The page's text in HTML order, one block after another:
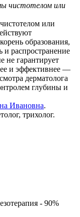
чистотелом или
или
образования,
распространение
не гарантирует
и эффективнее —
дерматолога
глубины и
Ивановна.
трихолог.